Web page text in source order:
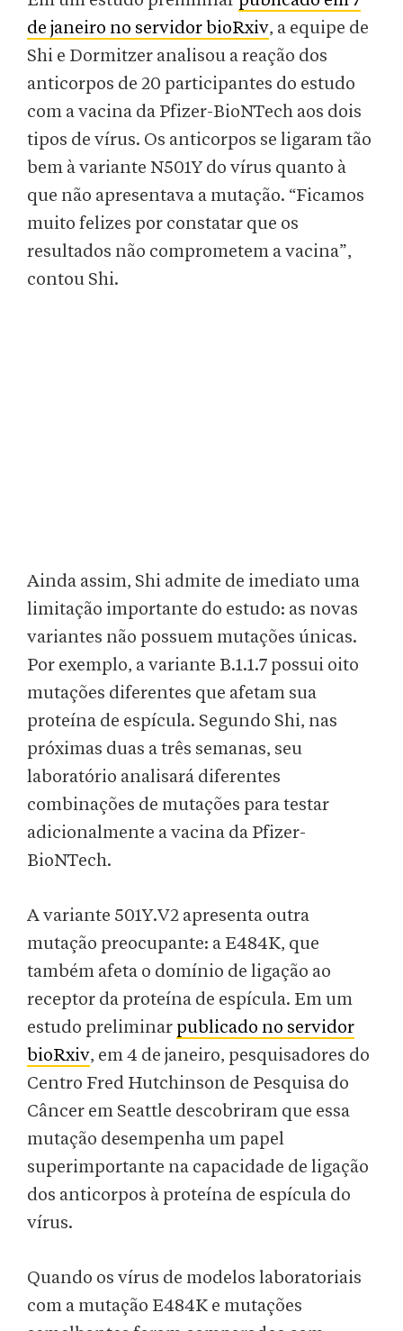
de janeiro no servidor bioRxiv, a equipe de
Shi e Dormitzer analisou a reação dos
anticorpos de 20 participantes do estudo
com a vacina da Pfizer-BioNTech aos dois
tipos de vírus. Os anticorpos se ligaram tão
bem à variante N501Y do vírus quanto à
que não apresentava a mutação. “Ficamos
muito felizes por constatar que os
resultados não comprometem a vacina”,
contou Shi.
Ainda assim, Shi admite de imediato uma
limitação importante do estudo: as novas
variantes não possuem mutações únicas.
Por exemplo, a variante B.1.1.7 possui oito
mutações diferentes que afetam sua
proteína de espícula. Segundo Shi, nas
próximas duas a três semanas, seu
laboratório analisará diferentes
combinações de mutações para testar
adicionalmente a vacina da Pfizer-
BioNTech.
A variante 501Y.V2 apresenta outra
mutação preocupante: a E484K, que
também afeta o domínio de ligação ao
receptor da proteína de espícula. Em um
estudo preliminar publicado no servidor
bioRxiv, em 4 de janeiro, pesquisadores do
Centro Fred Hutchinson de Pesquisa do
Câncer em Seattle descobriram que essa
mutação desempenha um papel
superimportante na capacidade de ligação
dos anticorpos à proteína de espícula do
vírus.
Quando os vírus de modelos laboratoriais
com a mutação E484K e mutações